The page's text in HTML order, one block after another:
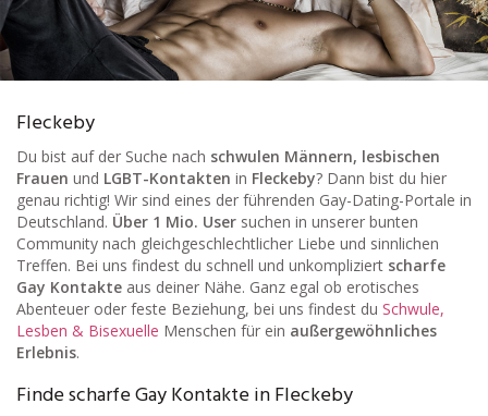
Fleckeby
Du bist auf der Suche nach schwulen Männern, lesbischen
Frauen und LGBT-Kontakten in Fleckeby? Dann bist du hier
genau richtig! Wir sind eines der führenden Gay-Dating-Portale in
Deutschland. Über 1 Mio. User suchen in unserer bunten
Community nach gleichgeschlechtlicher Liebe und sinnlichen
Treffen. Bei uns findest du schnell und unkompliziert scharfe
Gay Kontakte aus deiner Nähe. Ganz egal ob erotisches
Abenteuer oder feste Beziehung, bei uns findest du Schwule,
Lesben & Bisexuelle Menschen für ein außergewöhnliches
Erlebnis.
Finde scharfe Gay Kontakte in Fleckeby